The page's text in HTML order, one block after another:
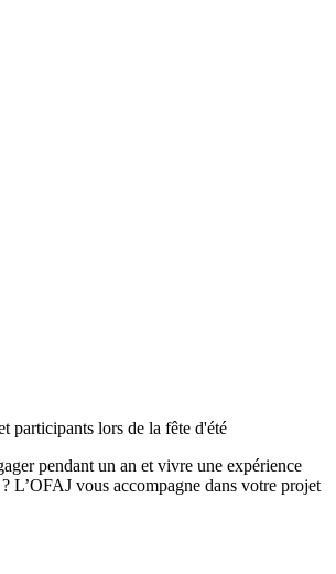
pendant un an et vivre une expérience
L’OFAJ vous accompagne dans votre projet